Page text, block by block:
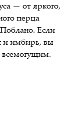
— от яркого,
перца
Если
и имбирь, вы
всемогущим.